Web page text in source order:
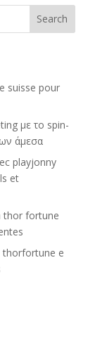
Search
suisse pour
με το spin-
άμεσα
playjonny
et
thor fortune
thorfortune e